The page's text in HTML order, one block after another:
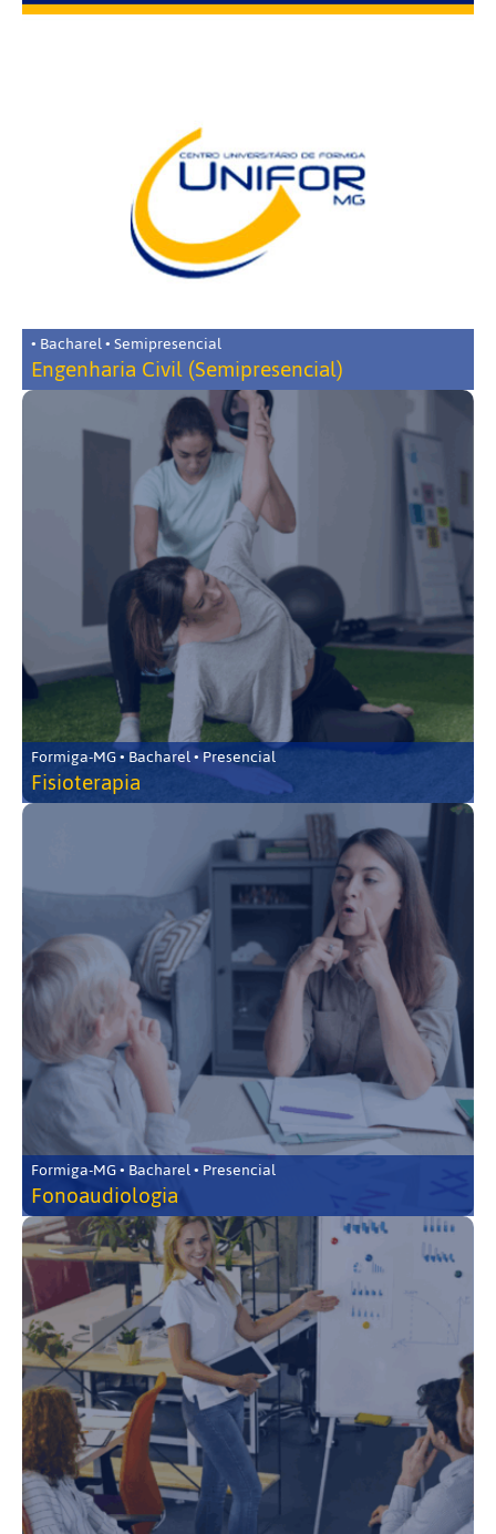
• Bacharel • Semipresencial
Engenharia Civil (Semipresencial)
Formiga-MG • Bacharel • Presencial
Fisioterapia
Formiga-MG • Bacharel • Presencial
Fonoaudiologia